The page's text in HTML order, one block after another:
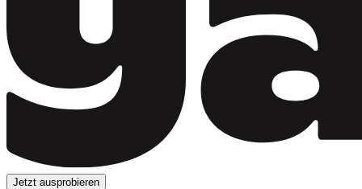
Jetzt ausprobieren